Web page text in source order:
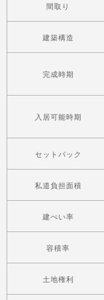
間取り
建築構造
完成時期
入居可能時期
セットバック
私道負担面積
建ぺい率
容積率
土地権利